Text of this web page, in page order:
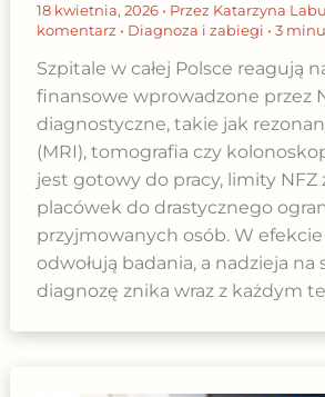
18 kwietnia, 2026 • Przez Katarzyna
komentarz • Diagnoza i zabiegi • 3
Szpitale w całej Polsce reagują
finansowe wprowadzone przez
diagnostyczne, takie jak
(MRI), tomografia czy
jest gotowy do pracy, limity NFZ
placówek do drastycznego
przyjmowanych osób. W
odwołują badania, a nadzieja na
diagnozę znika wraz z każdym